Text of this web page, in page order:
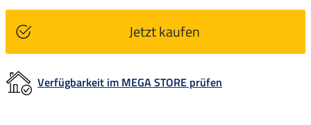
Jetzt kaufen
Verfügbarkeit im MEGA STORE prüfen